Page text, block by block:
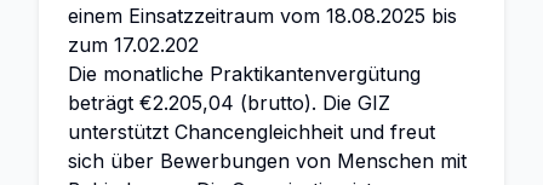
einem Einsatzzeitraum vom 18.08.2025 bis
zum 17.02.202
Die monatliche Praktikantenvergütung
beträgt €2.205,04 (brutto). Die GIZ
unterstützt Chancengleichheit und freut
sich über Bewerbungen von Menschen mit